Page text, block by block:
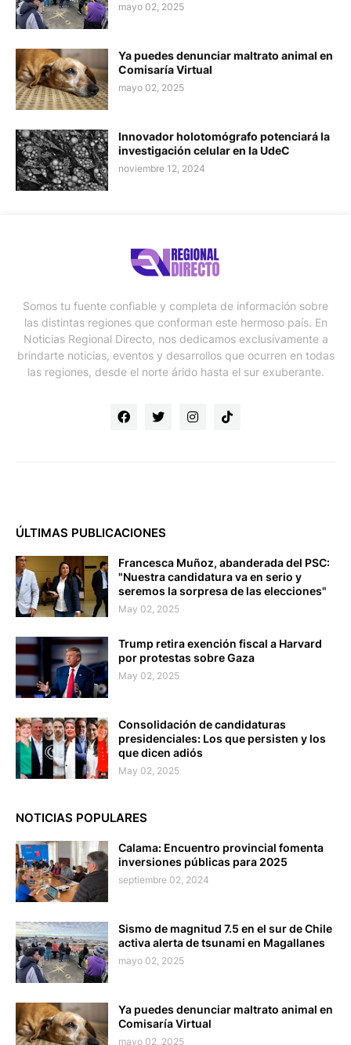
mayo 02, 2025
Ya puedes denunciar maltrato animal en
Comisaría Virtual
mayo 02, 2025
Innovador holotomógrafo potenciará la
investigación celular en la UdeC
noviembre 12, 2024
Somos tu fuente confiable y completa de información sobre
las distintas regiones que conforman este hermoso país. En
Noticias Regional Directo, nos dedicamos exclusivamente a
brindarte noticias, eventos y desarrollos que ocurren en todas
las regiones, desde el norte árido hasta el sur exuberante.
ÚLTIMAS PUBLICACIONES
Francesca Muñoz, abanderada del PSC:
"Nuestra candidatura va en serio y
seremos la sorpresa de las elecciones"
May 02, 2025
Trump retira exención fiscal a Harvard
por protestas sobre Gaza
May 02, 2025
Consolidación de candidaturas
presidenciales: Los que persisten y los
que dicen adiós
May 02, 2025
NOTICIAS POPULARES
Calama: Encuentro provincial fomenta
inversiones públicas para 2025
septiembre 02, 2024
Sismo de magnitud 7.5 en el sur de Chile
activa alerta de tsunami en Magallanes
mayo 02, 2025
Ya puedes denunciar maltrato animal en
Comisaría Virtual
mayo 02, 2025